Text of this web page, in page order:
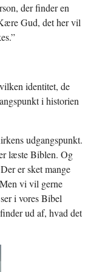
der finder en
Gud, det her vil
identitet, de
i historien
udgangspunkt.
læste Biblen. Og
er sket mange
vi vil gerne
i vores Bibel
ud af, hvad det